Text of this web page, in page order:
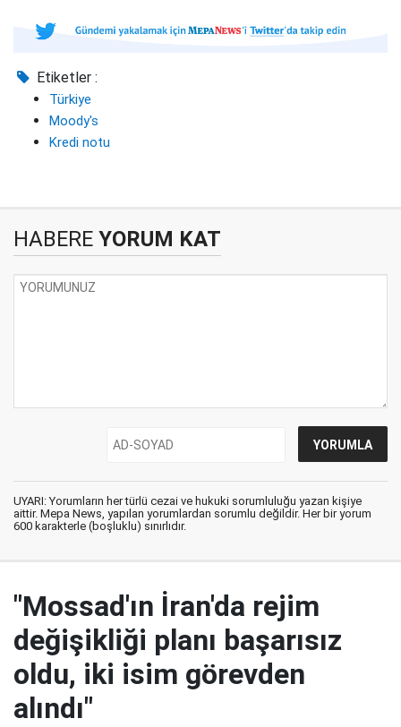
Etiketler :
Türkiye
Moody's
Kredi notu
HABERE YORUM KAT
UYARI: Yorumların her türlü cezai ve hukuki sorumluluğu yazan kişiye
aittir. Mepa News, yapılan yorumlardan sorumlu değildir. Her bir yorum
600 karakterle (boşluklu) sınırlıdır.
"Mossad'ın İran'da rejim
değişikliği planı başarısız
oldu, iki isim görevden
alındı"